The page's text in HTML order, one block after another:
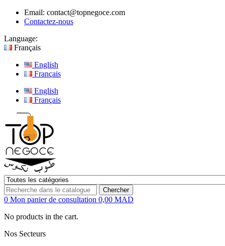
Email: contact@topnegoce.com
Contactez-nous
Language:
Français
English
Français
English
Français
Chercher
0 Mon panier de consultation 0,00 MAD
No products in the cart.
Nos Secteurs